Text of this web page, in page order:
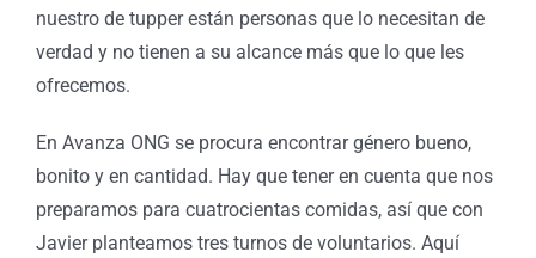
nuestro de tupper están personas que lo necesitan de
verdad y no tienen a su alcance más que lo que les
ofrecemos.
En Avanza ONG se procura encontrar género bueno,
bonito y en cantidad. Hay que tener en cuenta que nos
preparamos para cuatrocientas comidas, así que con
Javier planteamos tres turnos de voluntarios. Aquí